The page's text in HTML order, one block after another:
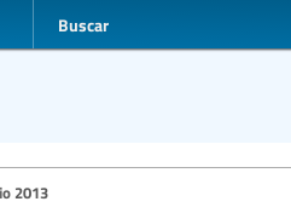
Buscar
2013